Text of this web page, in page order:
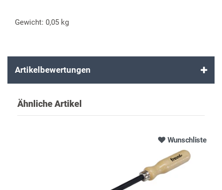
Gewicht: 0,05 kg
Artikelbewertungen
Ähnliche Artikel
Wunschliste